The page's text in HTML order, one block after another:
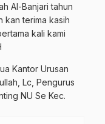
Al-Banjari tahun
kan terima kasih
kali kami
Kantor Urusan
Lc, Pengurus
NU Se Kec.